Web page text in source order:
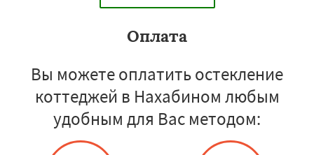
Оплата
Вы можете оплатить остекление
коттеджей в Нахабином любым
удобным для Вас методом: